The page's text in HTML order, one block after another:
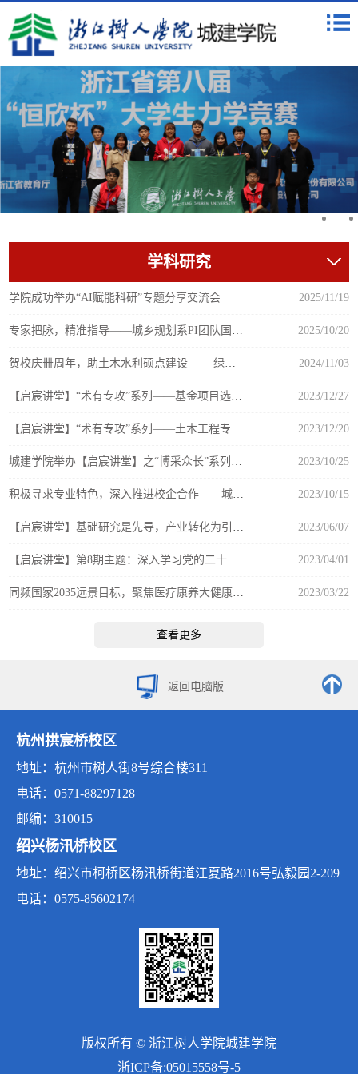
学科研究
学院成功举办“AI赋能科研”专题分享交流会 2025/11/19
2025/10/20
2024/11/03
2023/12/27
2023/12/20
2023/10/25
2023/10/15
2023/06/07
2023/04/01
2023/03/22
查看更多
返回电脑版
杭州拱宸桥校区
地址：杭州市树人街8号综合楼311
电话：0571-88297128
邮编：310015
绍兴杨汛桥校区
地址：绍兴市柯桥区杨汛桥街道江夏路2016号弘毅园2-209
电话：0575-85602174
版权所有 © 浙江树人学院城建学院
浙ICP备:05015558号-5